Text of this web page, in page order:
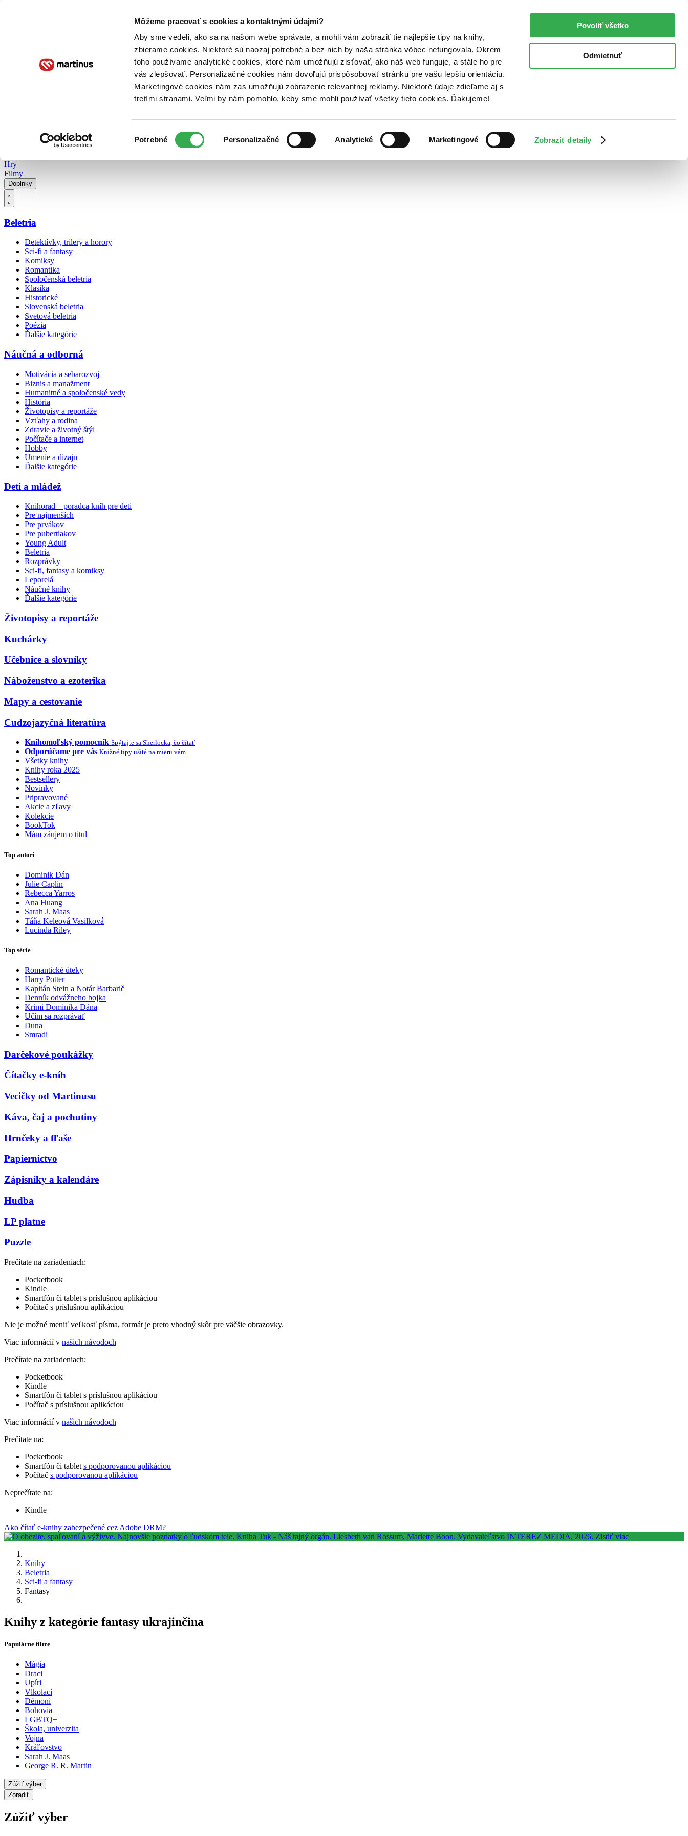
Môžeme pracovať s cookies a kontaktnými údajmi?
Aby sme vedeli, ako sa na našom webe správate, a mohli vám zobraziť tie najlepšie tipy na knihy,
zbierame cookies. Niektoré sú naozaj potrebné a bez nich by naša stránka vôbec nefungovala. Okrem
toho používame analytické cookies, ktoré nám umožňujú zisťovať, ako náš web funguje, a stále ho pre
vás zlepšovať. Personalizačné cookies nám dovoľujú prispôsobovať stránku pre vašu lepšiu orientáciu.
Marketingové cookies nám zas umožňujú zobrazenie relevantnej reklamy. Niektoré údaje zdieľame aj s
tretími stranami. Veľmi by nám pomohlo, keby sme mohli používať všetky tieto cookies. Ďakujeme!
súhlasu
Potrebné Personalizačné Analytické Marketingové Zobraziť detaily
Povoliť všetko
Odmietnuť
Poukážky Kontakt
Hry
Filmy
Doplnky
Beletria
Detektívky, trilery a horory
Sci-fi a fantasy
Komiksy
Romantika
Spoločenská beletria
Klasika
Historické
Slovenská beletria
Svetová beletria
Poézia
Ďalšie kategórie
Náučná a odborná
Motivácia a sebarozvoj
Biznis a manažment
Humanitné a spoločenské vedy
História
Životopisy a reportáže
Vzťahy a rodina
Zdravie a životný štýl
Počítače a internet
Hobby
Umenie a dizajn
Ďalšie kategórie
Deti a mládež
Knihorad – poradca kníh pre deti
Pre najmenších
Pre prvákov
Pre pubertiakov
Young Adult
Beletria
Rozprávky
Sci-fi, fantasy a komiksy
Leporelá
Náučné knihy
Ďalšie kategórie
Životopisy a reportáže
Kuchárky
Učebnice a slovníky
Náboženstvo a ezoterika
Mapy a cestovanie
Cudzojazyčná literatúra
Knihomoľský pomocník Spýtajte sa Sherlocka, čo čítať
Odporúčame pre vás Knižné tipy ušité na mieru vám
Všetky knihy
Knihy roka 2025
Bestsellery
Novinky
Pripravované
Akcie a zľavy
Kolekcie
BookTok
Mám záujem o titul
Top autori
Dominik Dán
Julie Caplin
Rebecca Yarros
Ana Huang
Sarah J. Maas
Táňa Keleová Vasilková
Lucinda Riley
Top série
Romantické úteky
Harry Potter
Kapitán Stein a Notár Barbarič
Denník odvážneho bojka
Krimi Dominika Dána
Učím sa rozprávať
Duna
Smradi
Darčekové poukážky
Čítačky e-kníh
Vecičky od Martinusu
Káva, čaj a pochutiny
Hrnčeky a fľaše
Papiernictvo
Zápisníky a kalendáre
Hudba
LP platne
Puzzle
Prečítate na zariadeniach:
Pocketbook
Kindle
Smartfón či tablet s príslušnou aplikáciou
Počítač s príslušnou aplikáciou
Nie je možné meniť veľkosť písma, formát je preto vhodný skôr pre väčšie obrazovky.
Viac informácií v našich návodoch
Prečítate na zariadeniach:
Pocketbook
Kindle
Smartfón či tablet s príslušnou aplikáciou
Počítač s príslušnou aplikáciou
Viac informácií v našich návodoch
Prečítate na:
Pocketbook
Smartfón či tablet s podporovanou aplikáciou
Počítač s podporovanou aplikáciou
Neprečítate na:
Kindle
Ako čítať e-knihy zabezpečené cez Adobe DRM?
Knihy
Beletria
Sci-fi a fantasy
Fantasy
Knihy z kategórie fantasy ukrajinčina
Populárne filtre
Mágia
Draci
Upíri
Vlkolaci
Démoni
Bohovia
LGBTQ+
Škola, univerzita
Vojna
Kráľovstvo
Sarah J. Maas
George R. R. Martin
Zúžiť výber
Zoradiť
Zúžiť výber